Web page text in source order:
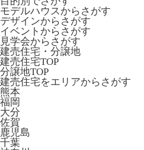
モデルハウスからさがす
デザインからさがす
イベントからさがす
見学会からさがす
建売住宅・分譲地
建売住宅TOP
分譲地TOP
建売住宅をエリアからさがす
熊本
福岡
大分
佐賀
鹿児島
千葉